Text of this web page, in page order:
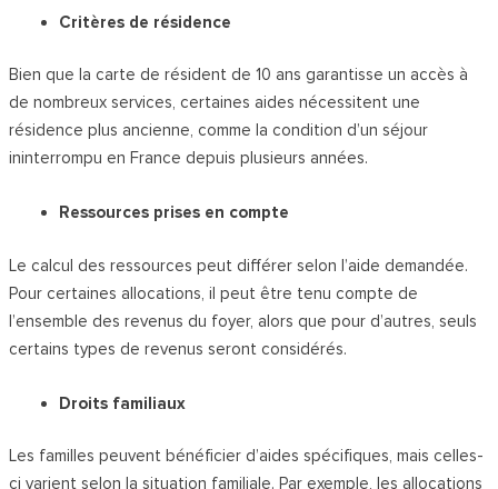
Critères de résidence
Bien que la carte de résident de 10 ans garantisse un accès à
de nombreux services, certaines aides nécessitent une
résidence plus ancienne, comme la condition d’un séjour
ininterrompu en France depuis plusieurs années.
Ressources prises en compte
Le calcul des ressources peut différer selon l’aide demandée.
Pour certaines allocations, il peut être tenu compte de
l’ensemble des revenus du foyer, alors que pour d’autres, seuls
certains types de revenus seront considérés.
Droits familiaux
Les familles peuvent bénéficier d’aides spécifiques, mais celles-
ci varient selon la situation familiale. Par exemple, les allocations